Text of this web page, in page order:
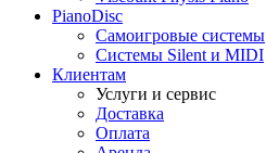
PianoDisc
Самоигровые системы
Системы Silent и MIDI
Клиентам
Услуги и сервис
Доставка
Оплата